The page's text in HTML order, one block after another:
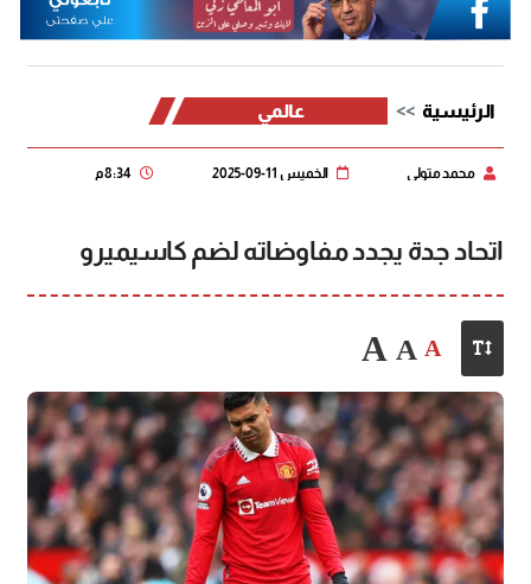
الرئيسية عالمي
محمد متولي الخميس 11-09-2025 8:34 م
اتحاد جدة يجدد مفاوضاته لضم كاسيميرو
A
A
A